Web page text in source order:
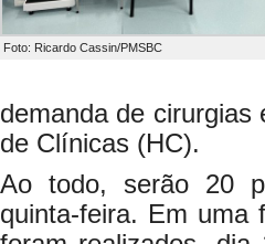
Foto: Ricardo Cassin/PMSBC
demanda de cirurgias
de Clínicas (HC).
Ao todo, serão 20
quinta-feira. Em uma